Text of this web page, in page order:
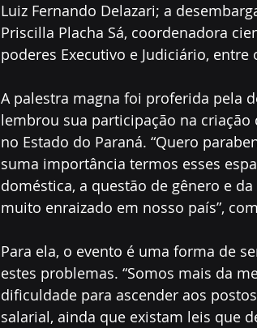
Luiz Fernando Delazari; a
Priscilla Placha Sá, coordenadora
poderes Executivo e Judiciário,
A palestra magna foi proferida pela
lembrou sua participação na
no Estado do Paraná. “Quero
suma importância termos esses
doméstica, a questão de gênero e
muito enraizado em nosso país”,
Para ela, o evento é uma forma de
estes problemas. “Somos mais da
dificuldade para ascender aos
salarial, ainda que existam leis que